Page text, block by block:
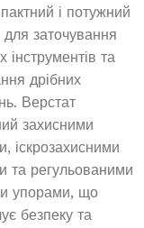
і потужний
для заточування
інструментів та
дрібних
Верстат
захисними
іскрозахисними
та регульованими
упорами, що
безпеку та